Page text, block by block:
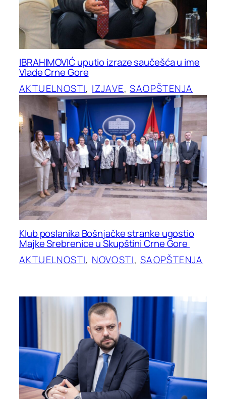
IBRAHIMOVIĆ uputio izraze saučešća u ime
Vlade Crne Gore
AKTUELNOSTI, IZJAVE, SAOPŠTENJA
Klub poslanika Bošnjačke stranke ugostio
Majke Srebrenice u Skupštini Crne Gore
AKTUELNOSTI, NOVOSTI, SAOPŠTENJA